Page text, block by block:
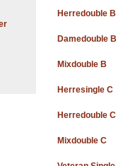
Herredouble B
Damedouble B
Mixdouble B
Herresingle C
Herredouble C
Mixdouble C